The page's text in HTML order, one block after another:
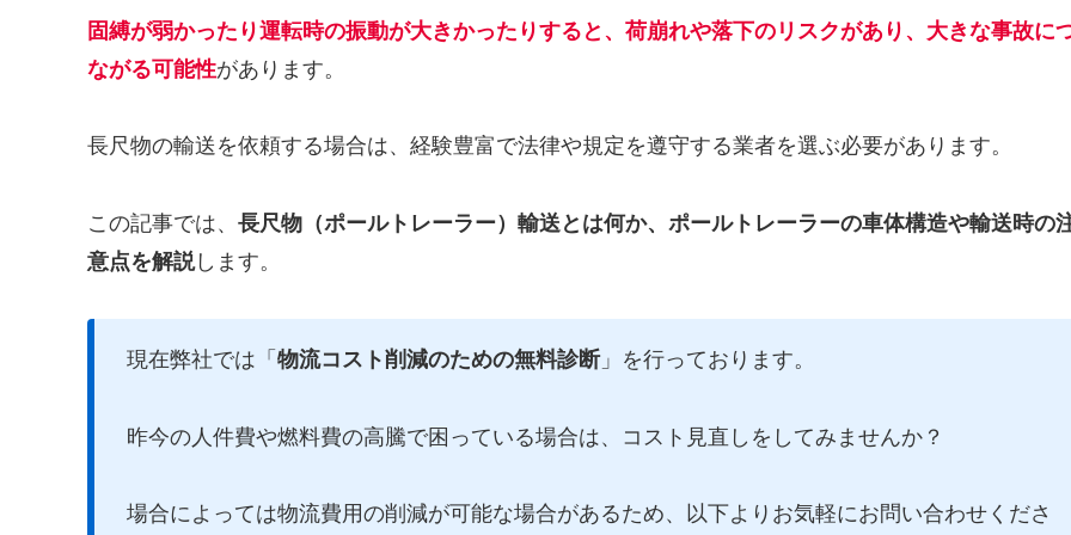
固縛が弱かったり運転時の振動が大きかったりすると、荷崩れや落下のリスクがあり、大きな事故に
ながる可能性があります。
長尺物の輸送を依頼する場合は、経験豊富で法律や規定を遵守する業者を選ぶ必要があります。
この記事では、 長尺物（ポールトレーラー）輸送とは何か、ポールトレーラーの車体構造や輸送時の
意点を解説します。
現在弊社では「 物流コスト削減のための無料診断」を行っております。
昨今の人件費や燃料費の高騰で困っている場合は、コスト見直しをしてみませんか？
場合によっては物流費用の削減が可能な場合があるため、以下よりお気軽にお問い合わせくださ